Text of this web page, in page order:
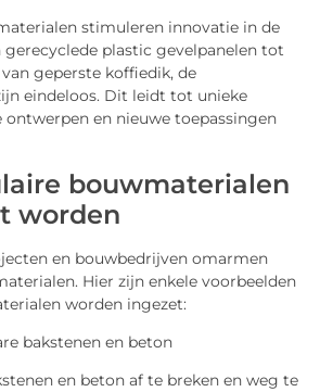
stimuleren innovatie in de
gerecyclede plastic gevelpanelen tot
geperste koffiedik, de
eindeloos. Dit leidt tot unieke
en nieuwe toepassingen
bouwmaterialen
worden
en bouwbedrijven omarmen
Hier zijn enkele voorbeelden
worden ingezet:
bakstenen en beton
en beton af te breken en weg te